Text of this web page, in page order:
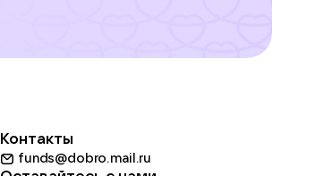
Контакты
funds@dobro.mail.ru